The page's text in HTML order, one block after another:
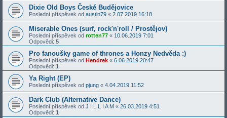
Dixie Old Boys České Budějovice
Poslední příspěvek od austin79 « 2.07.2019 16:18
Miserable Ones (surf, rock'n'roll / Prostějov)
Poslední příspěvek od rotten77 « 10.06.2019 7:01
Odpovědi: 5
Pro fanoušky game of thrones a Honzy Nedvěda :)
Poslední příspěvek od Hendrek « 6.06.2019 20:47
Odpovědi: 1
Ya Right (EP)
Poslední příspěvek od pjung « 4.04.2019 11:52
Dark Club (Alternative Dance)
Poslední příspěvek od J I L L I A M « 26.03.2019 4:51
Odpovědi: 1